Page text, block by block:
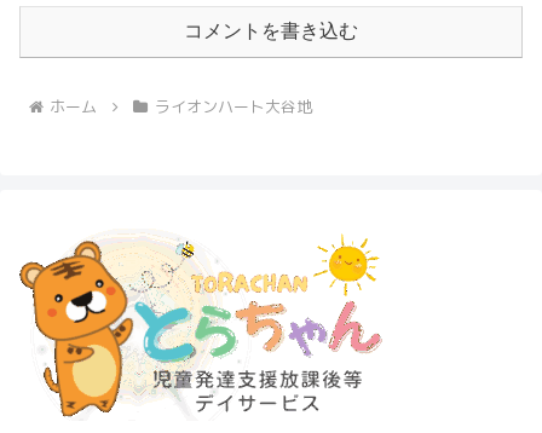
コメントを書き込む
ホーム ライオンハート大谷地